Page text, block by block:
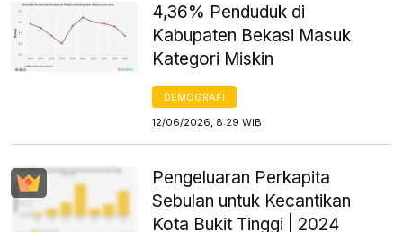
4,36% Penduduk di
Kabupaten Bekasi Masuk
Kategori Miskin
DEMOGRAFI
12/06/2026, 8:29 WIB
Pengeluaran Perkapita
Sebulan untuk Kecantikan
Kota Bukit Tinggi | 2024